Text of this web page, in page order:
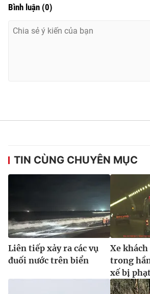
Bình luận (0)
TIN CÙNG CHUYÊN MỤC
Liên tiếp xảy ra các vụ
đuối nước trên biển
Xe
trong
xế bị